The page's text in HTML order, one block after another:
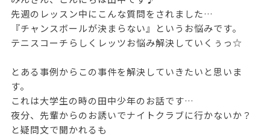
先週のレッスン中にこんな質問をされました…
『チャンスボールが決まらない』というお悩みです。
テニスコーチらしくレッツお悩み解決していくぅっ☆
とある事例からこの事件を解決していきたいと思いま
す。
これは大学生の時の田中少年のお話です…
夜分、先輩からのお誘いでナイトクラブに行かないか？
と疑問文で聞かれるも